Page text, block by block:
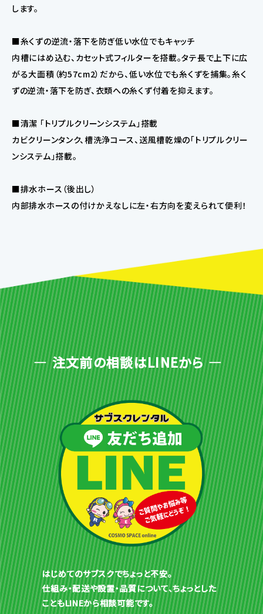
します。
■糸くずの逆流・落下を防ぎ低い水位でもキャッチ
内槽にはめ込む、カセット式フィルターを搭載。タテ長で上下に広
がる大面積（約57cm2）だから、低い水位でも糸くずを捕集。糸く
ずの逆流・落下を防ぎ、衣類への糸くず付着を抑えます。
■清潔 「トリプルクリーンシステム」搭載
カビクリーンタンク、槽洗浄コース、送風槽乾燥の「トリプルクリー
ンシステム」搭載。
■排水ホース（後出し）
内部排水ホースの付けかえなしに左・右方向を変えられて便利！
注文前の相談はLINEから
はじめてのサブスクでちょっと不安。
仕組み・配送や設置・品質について、ちょっとした
こともLINEから相談可能です。